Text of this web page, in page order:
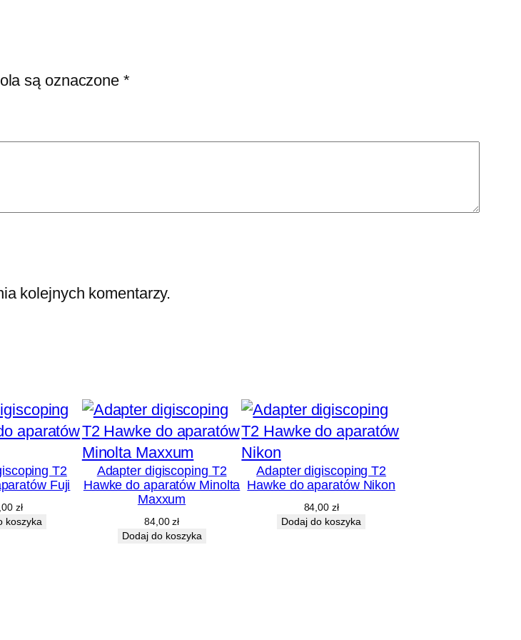
są oznaczone *
kolejnych komentarzy.
T2
Fuji
zł
koszyka
Adapter digiscoping T2
Hawke do aparatów Minolta
Maxxum
84,00zł
Dodaj do koszyka
Adapter digiscoping T2
Hawke do aparatów Nikon
84,00 zł
Dodaj do koszyka